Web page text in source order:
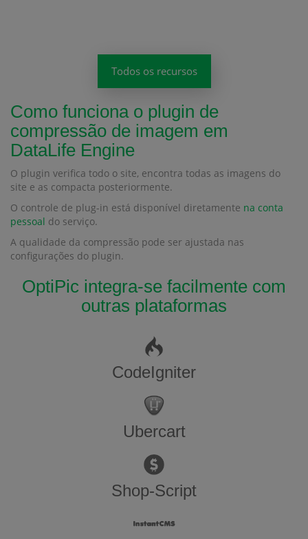
Todos os recursos
Como funciona o plugin de
compressão de imagem em
DataLife Engine
O plugin verifica todo o site, encontra todas as imagens do
site e as compacta posteriormente.
O controle de plug-in está disponível diretamente na conta
pessoal do serviço.
A qualidade da compressão pode ser ajustada nas
configurações do plugin.
OptiPic integra-se facilmente com
outras plataformas
CodeIgniter
Ubercart
Shop-Script